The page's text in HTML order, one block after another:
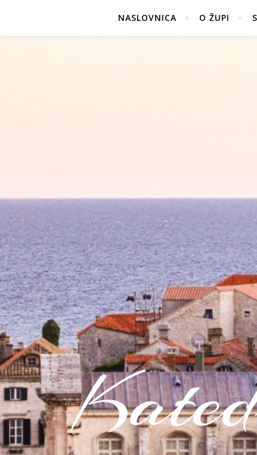
NASLOVNICA O ŽUPI